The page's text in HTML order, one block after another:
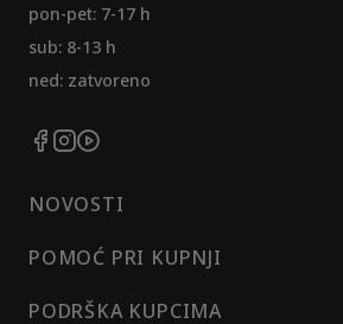
pon-pet: 7-17 h
sub: 8-13 h
ned: zatvoreno
NOVOSTI
POMOĆ PRI KUPNJI
PODRŠKA KUPCIMA